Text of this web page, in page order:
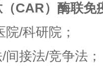
（CAR）酶联免
/科研院；
接法/竞争法；